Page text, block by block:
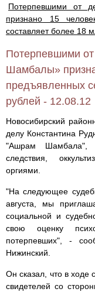
Потерпевшими от
признано 15
составляет более 18
Потерпевшими
Шамбалы»
предъявленных
рублей - 12.08.12
Новосибирский
делу Константина
"Ашрам Шамбала",
следствия,
оргиями.
"На следующее
августа, мы
социальной и
свою оценку
потерпевших", -
Нижинский.
Он сказал, что в ходе
свидетелей со